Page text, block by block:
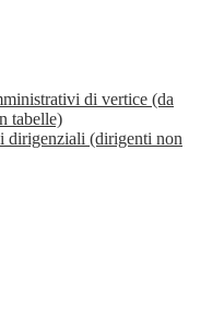
di vertice (da
tabelle)
dirigenziali (dirigenti non